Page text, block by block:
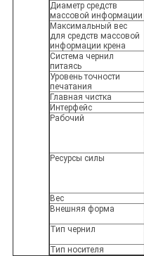
Диаметр средств
массовой информации
Максимальный вес
для средств массовой
информации крена
Система чернил
питаясь
Уровень точности
печатания
Главная чистка
Интерфейс
Рабочий
Ресурсы силы
Вес
Внешняя форма
Тип чернил
Тип носителя